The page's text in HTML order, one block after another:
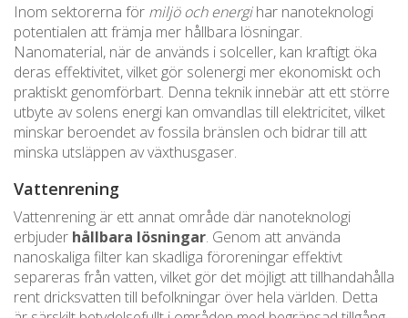
Inom sektorerna för miljö och energihar nanoteknologi
potentialen att främja mer hållbara lösningar.
Nanomaterial, när de används i solceller, kan kraftigt öka
deras effektivitet, vilket gör solenergi mer ekonomiskt och
praktiskt genomförbart. Denna teknik innebär att ett större
utbyte av solens energi kan omvandlas till elektricitet, vilket
minskar beroendet av fossila bränslen och bidrar till att
minska utsläppen av växthusgaser.
Vattenrening
Vattenrening är ett annat område där nanoteknologi
erbjuder hållbara lösningar. Genom att använda
nanoskaliga filter kan skadliga föroreningar effektivt
separeras från vatten, vilket gör det möjligt att tillhandahålla
rent dricksvatten till befolkningar över hela världen. Detta